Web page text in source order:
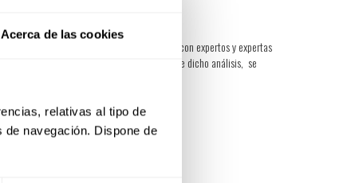
Acerca de las cookies
relativas al tipo de
navegación. Dispone de
la gama de productos actual de Puratos con expertos y expertas
de los postres de restaurante. A partir de dicho análisis, se